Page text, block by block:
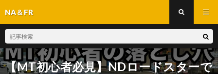
NA＆FR
【MT初心者必見】NDロードスターで